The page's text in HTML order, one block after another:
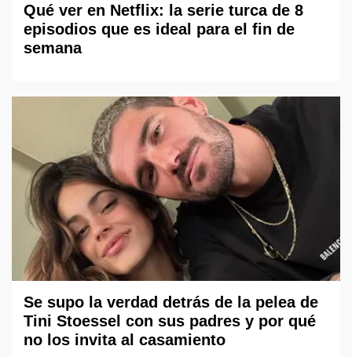
Qué ver en Netflix: la serie turca de 8
episodios que es ideal para el fin de
semana
Se supo la verdad detrás de la pelea de
Tini Stoessel con sus padres y por qué
no los invita al casamiento